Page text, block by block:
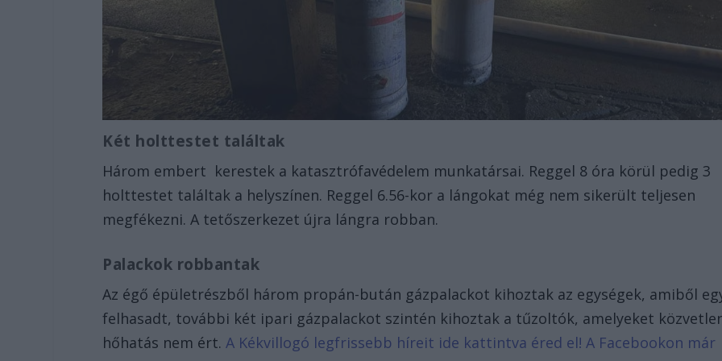
Két holttestet találtak
Három embert kerestek a katasztrófavédelem munkatársai. Reggel 8 óra körül pedig 3
holttestet találtak a helyszínen. Reggel 6.56-kor a lángokat még nem sikerült teljesen
megfékezni. A tetőszerkezet újra lángra robban.
Palackok robbantak
Az égő épületrészből három propán-bután gázpalackot kihoztak az egységek, amiből
felhasadt, további két ipari gázpalackot szintén kihoztak a tűzoltók, amelyeket
hőhatás nem ért.A Kékvillogó legfrissebb híreit ide kattintva éred el! A Facebookon már